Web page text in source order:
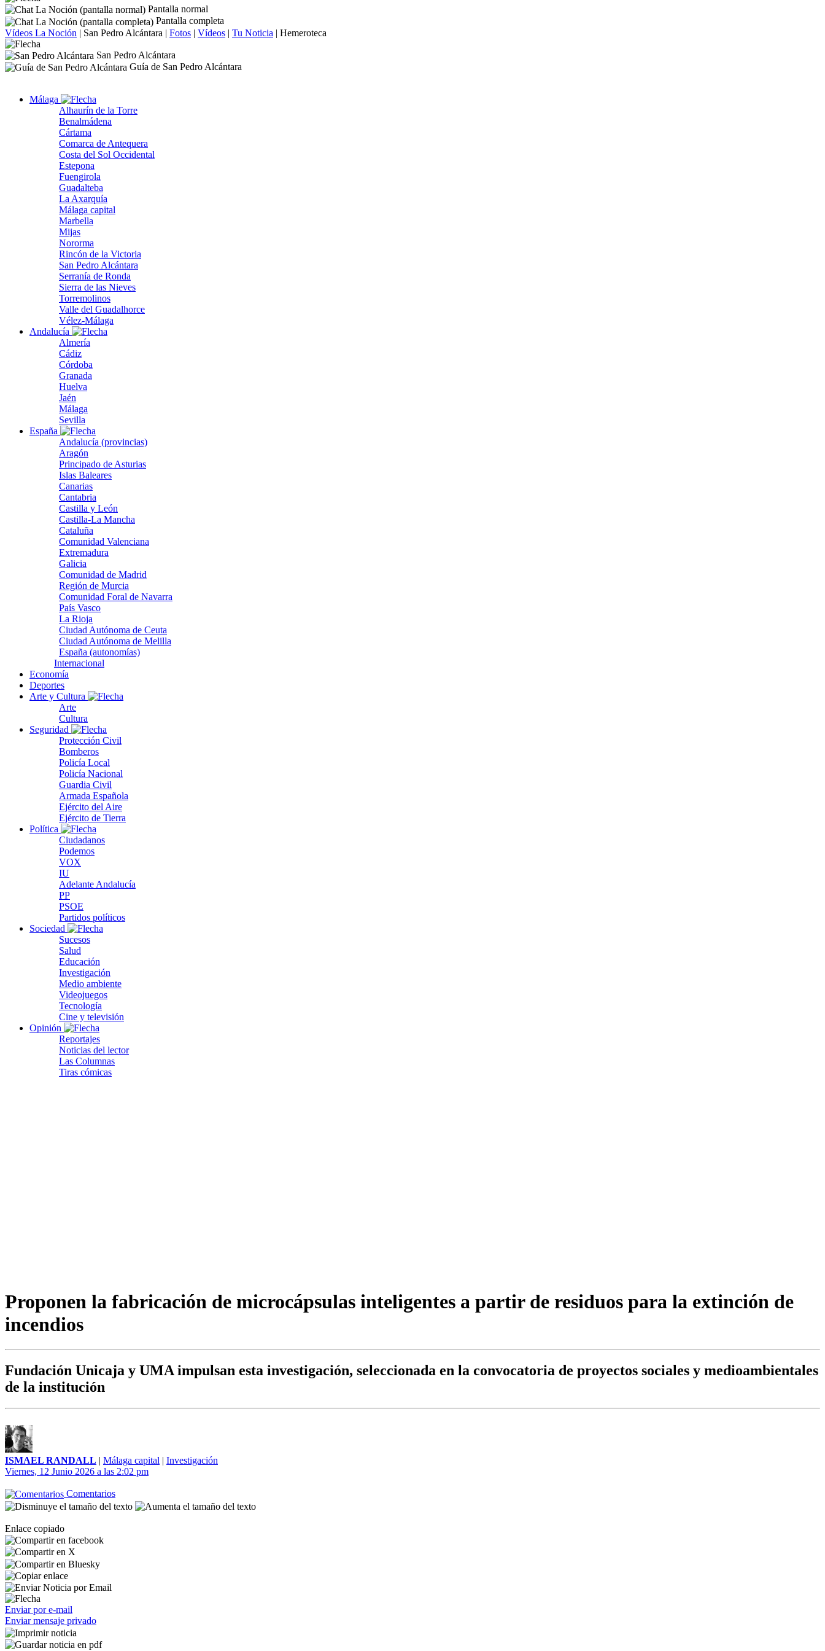
Pantalla normal
Pantalla completa
Vídeos La Noción | San Pedro Alcántara | Fotos | Vídeos | Tu Noticia | Hemeroteca
San Pedro Alcántara
Guía de San Pedro Alcántara
Málaga
Alhaurín de la Torre
Benalmádena
Cártama
Comarca de Antequera
Costa del Sol Occidental
Estepona
Fuengirola
Guadalteba
La Axarquía
Málaga capital
Marbella
Mijas
Nororma
Rincón de la Victoria
San Pedro Alcántara
Serranía de Ronda
Sierra de las Nieves
Torremolinos
Valle del Guadalhorce
Vélez-Málaga
Andalucía
Almería
Cádiz
Córdoba
Granada
Huelva
Jaén
Málaga
Sevilla
España
Andalucía (provincias)
Aragón
Principado de Asturias
Islas Baleares
Canarias
Cantabria
Castilla y León
Castilla-La Mancha
Cataluña
Comunidad Valenciana
Extremadura
Galicia
Comunidad de Madrid
Región de Murcia
Comunidad Foral de Navarra
País Vasco
La Rioja
Ciudad Autónoma de Ceuta
Ciudad Autónoma de Melilla
España (autonomías)
Internacional
Economía
Deportes
Arte y Cultura
Arte
Cultura
Seguridad
Protección Civil
Bomberos
Policía Local
Policía Nacional
Guardia Civil
Armada Española
Ejército del Aire
Ejército de Tierra
Política
Ciudadanos
Podemos
VOX
IU
Adelante Andalucía
PP
PSOE
Partidos políticos
Sociedad
Sucesos
Salud
Educación
Investigación
Medio ambiente
Videojuegos
Tecnología
Cine y televisión
Opinión
Reportajes
Noticias del lector
Las Columnas
Tiras cómicas
Proponen la fabricación de microcápsulas inteligentes a partir de residuos para la extinción de
incendios
Fundación Unicaja y UMA impulsan esta investigación, seleccionada en la convocatoria de proyectos sociales y medioambientales
de la institución
ISMAEL RANDALL | Málaga capital | Investigación
Viernes, 12 Junio 2026 a las 2:02 pm
Comentarios
Enlace copiado
Enviar por e-mail
Enviar mensaje privado